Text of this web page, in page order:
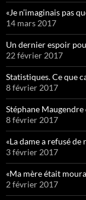
«Je n’imaginais pas
14 mars 2017
Un dernier espoir
22 février 2017
Statistiques. Ce que
8 février 2017
Stéphane
8 février 2017
«La dame a refusé
3 février 2017
«Ma mère était
2 février 2017